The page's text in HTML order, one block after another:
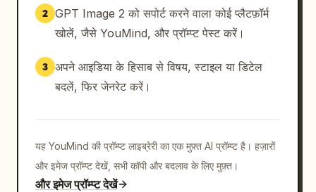
2 GPT Image 2 को सपोर्ट करने वाला कोई प्लैटफ़ॉर्म
खोलें, जैसे YouMind, और प्रॉम्प्ट पेस्ट करें।
3 अपने आइडिया के हिसाब से विषय, स्टाइल या डिटेल
बदलें, फिर जेनरेट करें।
यह YouMind की प्रॉम्प्ट लाइब्रेरी का एक मुफ़्त AI प्रॉम्प्ट है। हज़ारों
और इमेज प्रॉम्प्ट देखें, सभी कॉपी और बदलाव के लिए मुफ़्त।
और इमेज प्रॉम्प्ट देखें